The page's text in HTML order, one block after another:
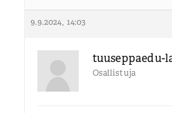
9.9.2024, 14:03
tuuseppaedu-
Osallistuja